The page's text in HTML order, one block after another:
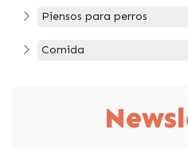
Piensos para perros
Comida